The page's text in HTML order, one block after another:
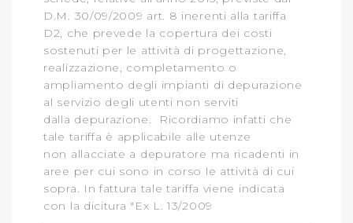
media, condividendo informazioni sul modo in cui
l’Utente utilizza il nostro sito con i nostri partner. Tali
soggetti, che si occupano di analisi dei dati web,
pubblicità e social media, potrebbero combinare le
informazioni ricevute con altre informazioni che l’Utente
ha fornito loro o che hanno raccolto dal suo utilizzo dei
loro servizi.
Cliccando su "Accetta tutti", l'Utente accetta di
memorizzare tutti i cookie sul dispositivo per le finalità
sopra indicate.
D.M. 30/09/2009 art. 8 inerenti alla tariffa
D2, che prevede la copertura dei costi
sostenuti per le attività di progettazione,
realizzazione, completamento o
ampliamento degli impianti di depurazione
al servizio degli utenti non serviti
dalla depurazione. Ricordiamo infatti che
tale tariffa è applicabile alle utenze
non allacciate a depuratore ma ricadenti in
aree per cui sono in corso le attività di cui
sopra. In fattura tale tariffa viene indicata
con la dicitura "Ex L. 13/2009